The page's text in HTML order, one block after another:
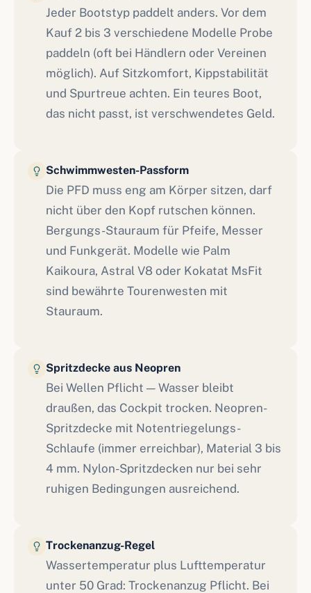
Jeder Bootstyp paddelt anders. Vor dem
Kauf 2 bis 3 verschiedene Modelle Probe
paddeln (oft bei Händlern oder Vereinen
möglich). Auf Sitzkomfort, Kippstabilität
und Spurtreue achten. Ein teures Boot,
das nicht passt, ist verschwendetes Geld.
Schwimmwesten-Passform
Die PFD muss eng am Körper sitzen, darf
nicht über den Kopf rutschen können.
Bergungs-Stauraum für Pfeife, Messer
und Funkgerät. Modelle wie Palm
Kaikoura, Astral V8 oder Kokatat MsFit
sind bewährte Tourenwesten mit
Stauraum.
Spritzdecke aus Neopren
Bei Wellen Pflicht — Wasser bleibt
draußen, das Cockpit trocken. Neopren-
Spritzdecke mit Notentriegelungs-
Schlaufe (immer erreichbar), Material 3 bis
4 mm. Nylon-Spritzdecken nur bei sehr
ruhigen Bedingungen ausreichend.
Trockenanzug-Regel
Wassertemperatur plus Lufttemperatur
unter 50 Grad: Trockenanzug Pflicht. Bei